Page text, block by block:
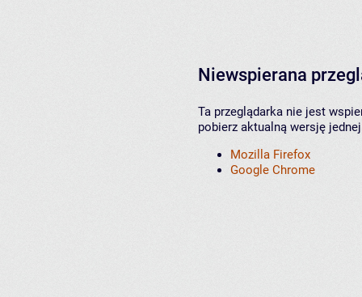
Niewspierana
Ta przeglądarka nie jest
pobierz aktualną wersję
Mozilla Firefox
Google Chrome